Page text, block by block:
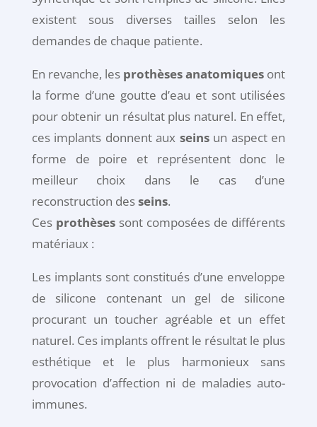
existent sous diverses tailles selon les
demandes de chaque patiente.
En revanche, les prothèses anatomiques ont
la forme d’une goutte d’eau et sont utilisées
pour obtenir un résultat plus naturel. En effet,
ces implants donnent aux seinsun aspect en
forme de poire et représentent donc le
meilleur choix dans le cas d’une
reconstruction desseins.
Ces prothèsessont composées de différents
matériaux :
Les implants sont constitués d’une enveloppe
de silicone contenant un gel de silicone
procurant un toucher agréable et un effet
naturel. Ces implants offrent le résultat le plus
esthétique et le plus harmonieux sans
provocation d’affection ni de maladies auto-
immunes.